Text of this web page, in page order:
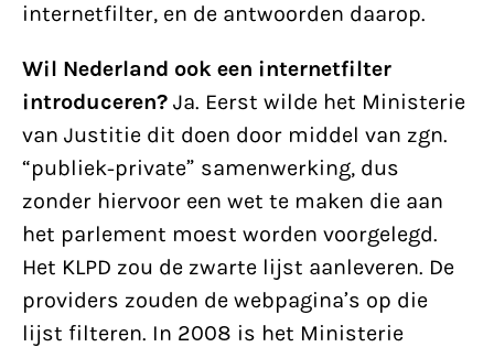
internetfilter, en de antwoorden daarop.
Wil Nederland ook een internetfilter
introduceren? Ja. Eerst wilde het Ministerie
van Justitie dit doen door middel van zgn.
“publiek-private” samenwerking, dus
zonder hiervoor een wet te maken die aan
het parlement moest worden voorgelegd.
Het KLPD zou de zwarte lijst aanleveren. De
providers zouden de webpagina’s op die
lijst filteren. In 2008 is het Ministerie